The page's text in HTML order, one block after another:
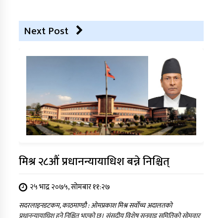
Next Post
मिश्र २८औं प्रधानन्यायाधिश बन्ने निश्चित्
२५ भाद्र २०७५, सोमबार ११:२७
सदरलाइनडटकम, काठमाण्डौ : ओमप्रकाश मिश्र सर्वोच्च अदालतको
प्रधानन्यायाधिश हुने निश्चित भएको छ। संसदीय विशेष सुनुवाइ समितिको सोमवार